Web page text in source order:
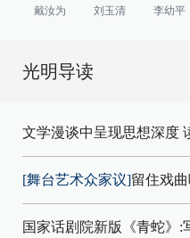
戴汝为
刘玉清 李幼平
光明导读
文学漫谈中呈现思想深度
[舞台艺术众家议]留住戏
国家话剧院新版《青蛇》: